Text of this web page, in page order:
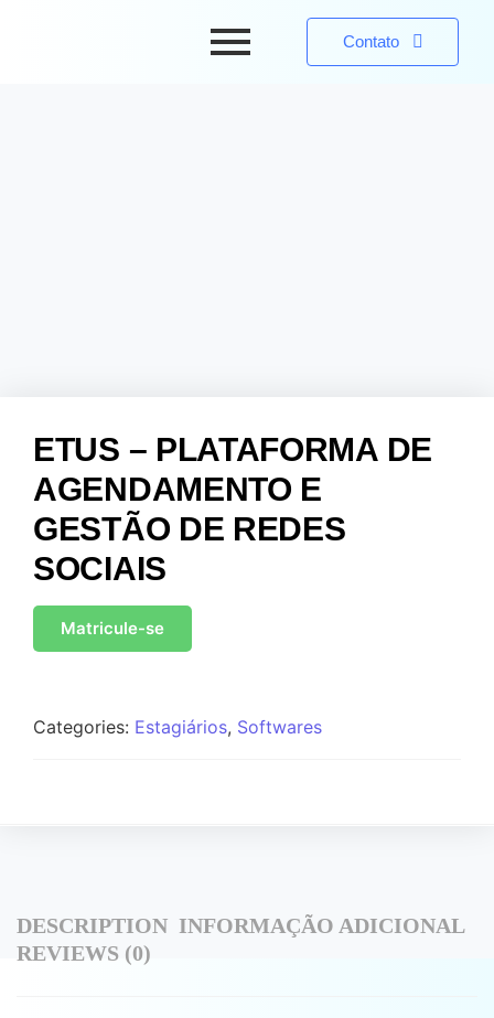
Contato
ETUS – PLATAFORMA DE
AGENDAMENTO E
GESTÃO DE REDES
SOCIAIS
Matricule-se
Categories: Estagiários, Softwares
DESCRIPTION INFORMAÇÃO ADICIONAL
REVIEWS (0)